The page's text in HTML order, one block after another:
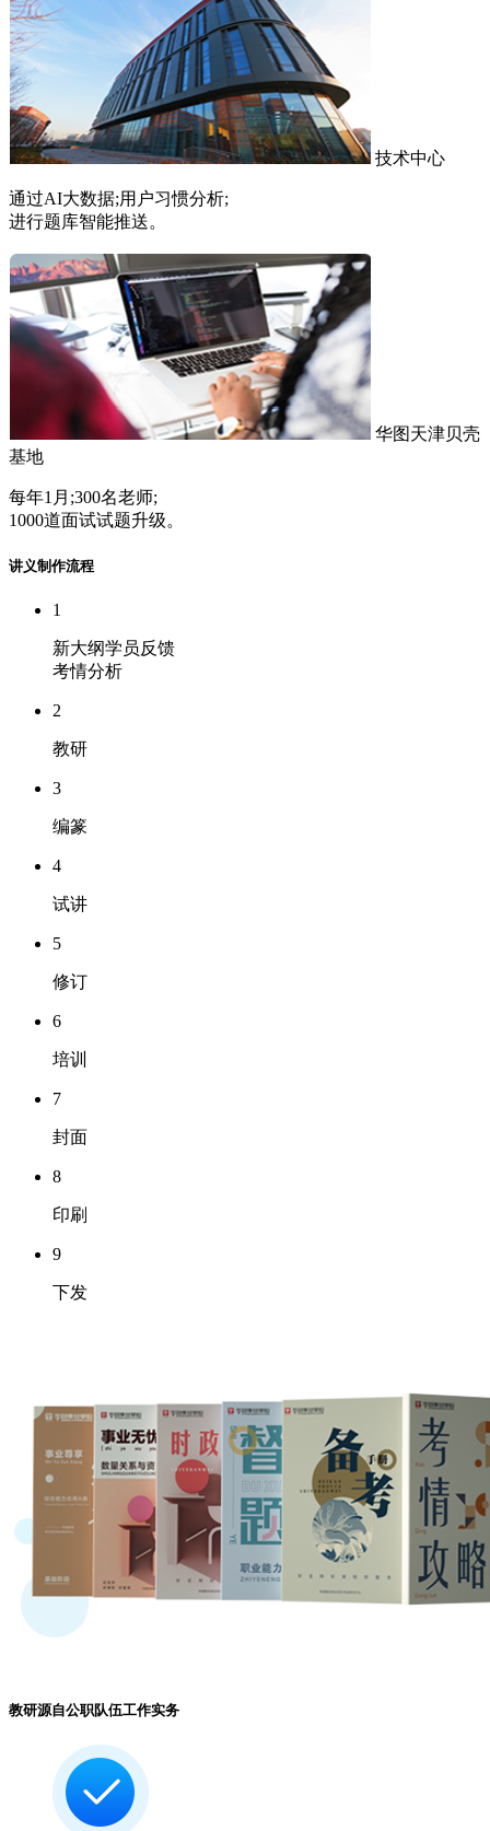
技术中心
通过AI大数据;用户习惯分析;
进行题库智能推送。
华图天津贝壳
基地
每年1月;300名老师;
1000道面试试题升级。
讲义制作流程
1
新大纲学员反馈
考情分析
2
教研
3
编篆
4
试讲
5
修订
6
培训
7
封面
8
印刷
9
下发
教研源自公职队伍工作实务